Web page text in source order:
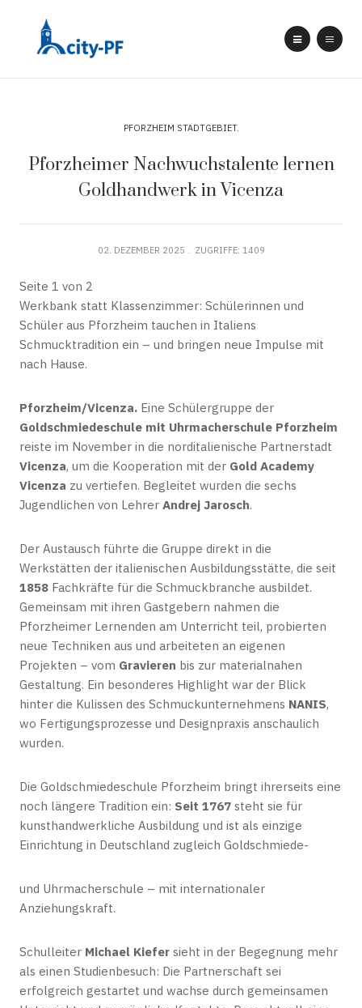
PFORZHEIM STADTGEBIET
Pforzheimer Nachwuchstalente lernen
Goldhandwerk in Vicenza
02. DEZEMBER 2025 ZUGRIFFE: 1409
Seite 1 von 2
Werkbank statt Klassenzimmer: Schülerinnen und
Schüler aus Pforzheim tauchen in Italiens
Schmucktradition ein – und bringen neue Impulse mit
nach Hause.
Pforzheim/Vicenza. Eine Schülergruppe der
Goldschmiedeschule mit Uhrmacherschule Pforzheim
reiste im November in die norditalienische Partnerstadt
Vicenza, um die Kooperation mit der Gold Academy
Vicenza zu vertiefen. Begleitet wurden die sechs
Jugendlichen von Lehrer Andrej Jarosch.
Der Austausch führte die Gruppe direkt in die
Werkstätten der italienischen Ausbildungsstätte, die seit
1858 Fachkräfte für die Schmuckbranche ausbildet.
Gemeinsam mit ihren Gastgebern nahmen die
Pforzheimer Lernenden am Unterricht teil, probierten
neue Techniken aus und arbeiteten an eigenen
Projekten – vom Gravieren bis zur materialnahen
Gestaltung. Ein besonderes Highlight war der Blick
hinter die Kulissen des Schmuckunternehmens NANIS,
wo Fertigungsprozesse und Designpraxis anschaulich
wurden.
Die Goldschmiedeschule Pforzheim bringt ihrerseits eine
noch längere Tradition ein: Seit 1767 steht sie für
kunsthandwerkliche Ausbildung und ist als einzige
Einrichtung in Deutschland zugleich Goldschmiede-
und Uhrmacherschule – mit internationaler
Anziehungskraft.
Schulleiter Michael Kiefer sieht in der Begegnung mehr
als einen Studienbesuch: Die Partnerschaft sei
erfolgreich gestartet und wachse durch gemeinsamen